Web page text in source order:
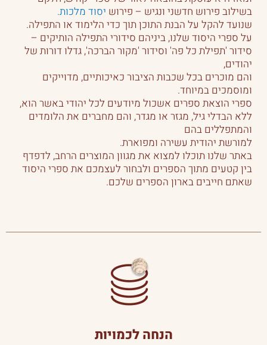
בשילוב פירוש חדשני ונגיש – פירוש יסוד מלכות.
שנועד להקל על הבנת התוכן תוך כדי הלימוד או התפילה.
על ספרי היסוד שלנו, ביניהם סידורי התפילה הותיקים –
סידור 'תפילת כל פה' וסידור 'מקור הברכה', גדלו דורות של
יהודים,
והם מוכרים בכל שכבות הציבור כאיכותיים, מדוייקים
ומוסמכים במיוחד.
ספרי הוצאת ספרים אשכול מיודעים לכל יהודי באשר הוא,
ללא הבדלי גיל, מגזר או מגדר, והם מחברים את הלומדים
והמתפללים בהם
למורשת יהודית עשירה ומפוארת.
באתר שלנו תוכלו למצוא את מגוון המוצרים הרחב, לדפדף
בין קטעים מתוך הספרים ולבחור לעצמכם את ספרי היסוד
שאתם חייבים בארון הספרים שלכם.
הנחה לכמויות